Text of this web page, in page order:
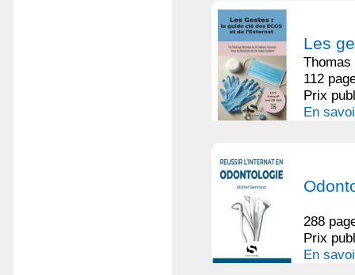
Les
Thomas
112
Prix
En
288
Prix
En